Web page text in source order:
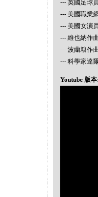
--- 英國足球
--- 美國職業
--- 美國女演
--- 維也納作
--- 波蘭籍作
--- 科學家達
Youtube 版本: